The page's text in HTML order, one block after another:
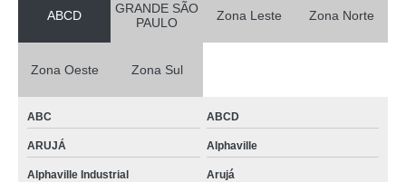
ABCD
GRANDE SÃO
PAULO
Zona Leste Zona Norte
Zona Oeste Zona Sul
ABC ABCD
ARUJÁ Alphaville
Alphaville Industrial Arujá